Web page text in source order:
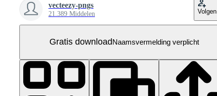
vecteezy-pngs
21.389 Middelen Volgen
Gratis downloadNaamsvermelding verplicht